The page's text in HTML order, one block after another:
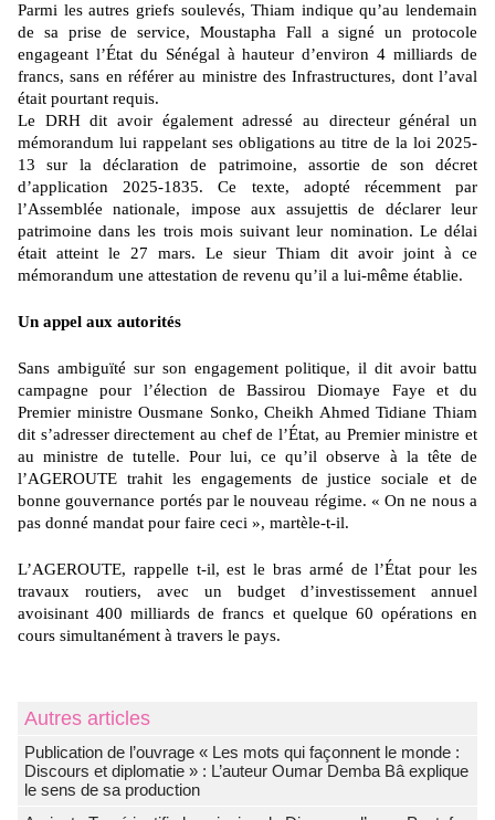
Parmi les autres griefs soulevés, Thiam indique qu’au lendemain
de sa prise de service, Moustapha Fall a signé un protocole
engageant l’État du Sénégal à hauteur d’environ 4 milliards de
francs, sans en référer au ministre des Infrastructures, dont l’aval
était pourtant requis.
Le DRH dit avoir également adressé au directeur général un
mémorandum lui rappelant ses obligations au titre de la loi 2025-
13 sur la déclaration de patrimoine, assortie de son décret
d’application 2025-1835. Ce texte, adopté récemment par
l’Assemblée nationale, impose aux assujettis de déclarer leur
patrimoine dans les trois mois suivant leur nomination. Le délai
était atteint le 27 mars. Le sieur Thiam dit avoir joint à ce
mémorandum une attestation de revenu qu’il a lui-même établie.
Un appel aux autorités
Sans ambiguïté sur son engagement politique, il dit avoir battu
campagne pour l’élection de Bassirou Diomaye Faye et du
Premier ministre Ousmane Sonko, Cheikh Ahmed Tidiane Thiam
dit s’adresser directement au chef de l’État, au Premier ministre et
au ministre de tutelle. Pour lui, ce qu’il observe à la tête de
l’AGEROUTE trahit les engagements de justice sociale et de
bonne gouvernance portés par le nouveau régime. « On ne nous a
pas donné mandat pour faire ceci », martèle-t-il.
L’AGEROUTE, rappelle t-il, est le bras armé de l’État pour les
travaux routiers, avec un budget d’investissement annuel
avoisinant 400 milliards de francs et quelque 60 opérations en
cours simultanément à travers le pays.
Autres articles
Publication de l’ouvrage « Les mots qui façonnent le monde :
Discours et diplomatie » : L’auteur Oumar Demba Bâ explique
le sens de sa production